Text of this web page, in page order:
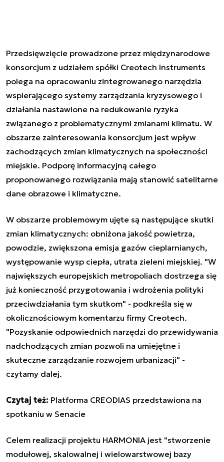
Przedsięwzięcie prowadzone przez międzynarodowe
konsorcjum z udziałem spółki Creotech Instruments
polega na opracowaniu zintegrowanego narzędzia
wspierającego systemy zarządzania kryzysowego i
działania nastawione na redukowanie ryzyka
związanego z problematycznymi zmianami klimatu. W
obszarze zainteresowania konsorcjum jest wpływ
zachodzących zmian klimatycznych na społeczności
miejskie. Podporę informacyjną całego
proponowanego rozwiązania mają stanowić satelitarne
dane obrazowe i klimatyczne.
W obszarze problemowym ujęte są następujące skutki
zmian klimatycznych: obniżona jakość powietrza,
powodzie, zwiększona emisja gazów cieplarnianych,
występowanie wysp ciepła, utrata zieleni miejskiej. "W
największych europejskich metropoliach dostrzega się
już konieczność przygotowania i wdrożenia polityki
przeciwdziałania tym skutkom" - podkreśla się w
okolicznościowym komentarzu firmy Creotech.
"Pozyskanie odpowiednich narzędzi do przewidywania
nadchodzących zmian pozwoli na umiejętne i
skuteczne zarządzanie rozwojem urbanizacji" -
czytamy dalej.
Czytaj też: Platforma CREODIAS przedstawiona na
spotkaniu w Senacie
Celem realizacji projektu HARMONIA jest "stworzenie
modułowej, skalowalnej i wielowarstwowej bazy